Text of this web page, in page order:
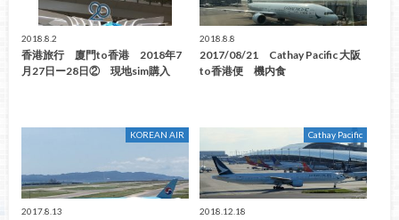
2018.8.2
香港旅行 廈門to香港 2018年7
月27日ー28日② 現地sim購入
2018.8.8
2017/08/21 Cathay Pacific 大阪
to香港便 機内食
KOREAN AIR
2017.8.13
Cathay Pacific
2018.12.18